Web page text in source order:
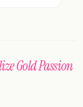
Gold Passion